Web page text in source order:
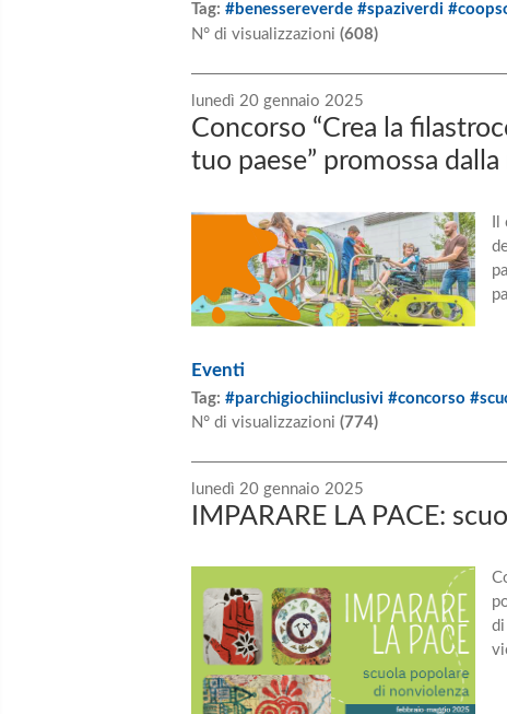
Tag: #benessereverde #spaziverdi
N° di visualizzazioni (608)
lunedì 20 gennaio 2025
Concorso “Crea la
tuo paese” promossa
Eventi
Tag: #parchigiochiinclusivi #concorso
N° di visualizzazioni (774)
lunedì 20 gennaio 2025
IMPARARE LA PACE:
di